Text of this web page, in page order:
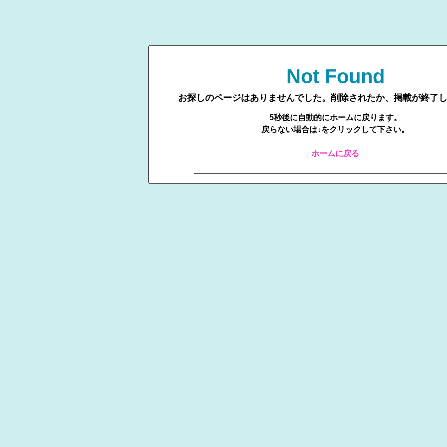
Not Found
お探しのページはありませんでした。削除されたか、掲載が終了し
5秒後に自動的にホームに戻ります。
戻らない場合は↓をクリックして下さい。
ホームに戻る